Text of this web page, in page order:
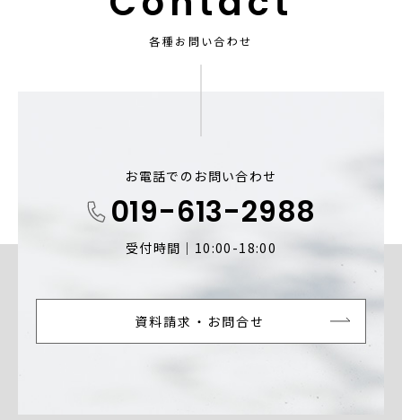
各種お問い合わせ
お電話でのお問い合わせ
019-613-2988
受付時間｜10:00-18:00
資料請求・お問合せ